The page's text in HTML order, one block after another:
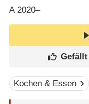
A2020–
Kochen & Essen